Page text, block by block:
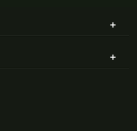
och länkar